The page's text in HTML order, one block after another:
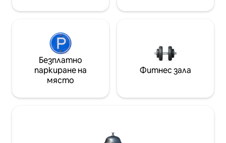
Безплатно
паркиране на
място
Фитнес зала